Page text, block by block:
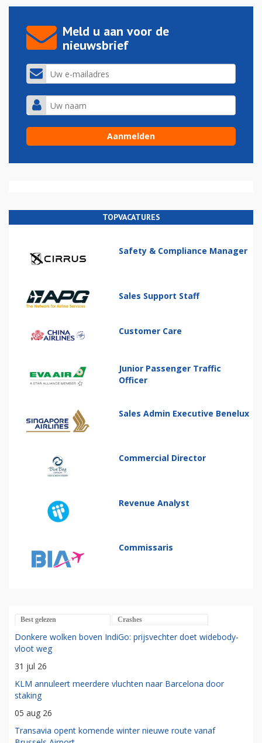
Meld u aan voor de
nieuwsbrief
TOPVACATURES
Safety & Compliance Manager
Sales Support Staff
Customer Care
Junior Passenger Traffic
Officer
Sales Admin Executive Benelux
Commercial Director
Revenue Analyst
Commissaris
Best gelezen Crashes
Donkere wolken boven IndiGo: prijsvechter doet widebody-
vloot weg
31 jul 26
KLM annuleert meerdere vluchten naar Barcelona door
staking
05 aug 26
Transavia opent komende winter nieuwe route vanaf